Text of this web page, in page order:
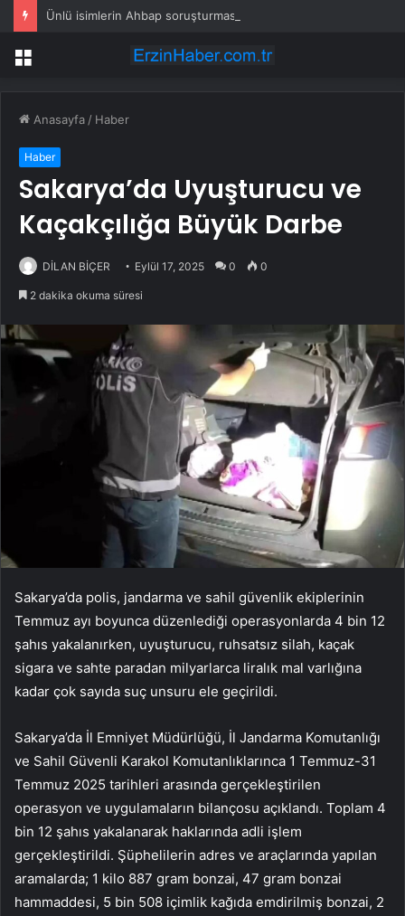
Menü
Anasayfa / Haber
Haber
Sakarya’da Uyuşturucu ve
Kaçakçılığa Büyük Darbe
DİLAN BİÇER Eylül 17, 2025 0 0
2 dakika okuma süresi
Sakarya’da polis, jandarma ve sahil güvenlik ekiplerinin
Temmuz ayı boyunca düzenlediği operasyonlarda 4 bin 12
şahıs yakalanırken, uyuşturucu, ruhsatsız silah, kaçak
sigara ve sahte paradan milyarlarca liralık mal varlığına
kadar çok sayıda suç unsuru ele geçirildi.
Sakarya’da İl Emniyet Müdürlüğü, İl Jandarma Komutanlığı
ve Sahil Güvenli Karakol Komutanlıklarınca 1 Temmuz-31
Temmuz 2025 tarihleri arasında gerçekleştirilen
operasyon ve uygulamaların bilançosu açıklandı. Toplam 4
bin 12 şahıs yakalanarak haklarında adli işlem
gerçekleştirildi. Şüphelilerin adres ve araçlarında yapılan
aramalarda; 1 kilo 887 gram bonzai, 47 gram bonzai
hammaddesi, 5 bin 508 içimlik kağıda emdirilmiş bonzai, 2